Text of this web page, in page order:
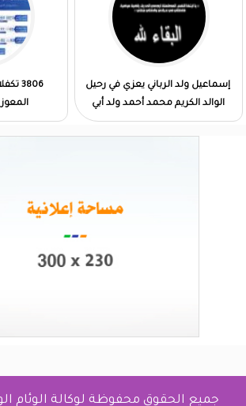
إسماعيل ولد الرباني يعزي في رحيل
الوالد الكريم محمد أحمد ولد أبي
3806
جميع الحقوق محفوظة لوكالة الوئام الوطني